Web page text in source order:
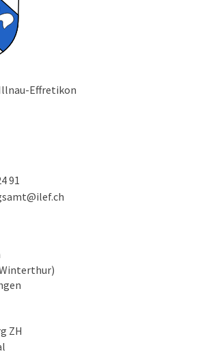
Effretikon
91
ZH